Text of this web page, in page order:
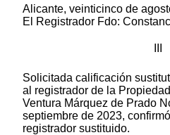
Alicante, veinticinco de
El Registrador Fdo:
Solicitada calificación
al registrador de la
Ventura Márquez de Prado
septiembre de 2023,
registrador sustituido.